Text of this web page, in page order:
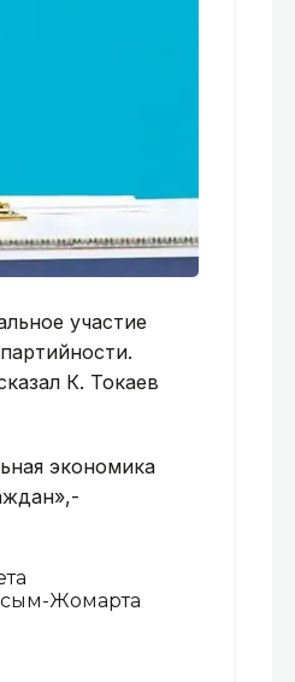
участие
К. Токаев
экономика
Жомарта